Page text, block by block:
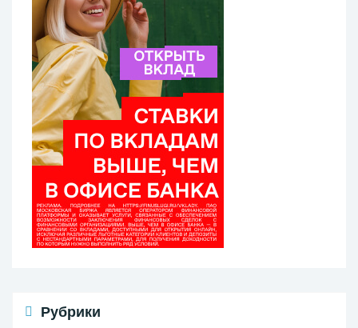
Рубрики